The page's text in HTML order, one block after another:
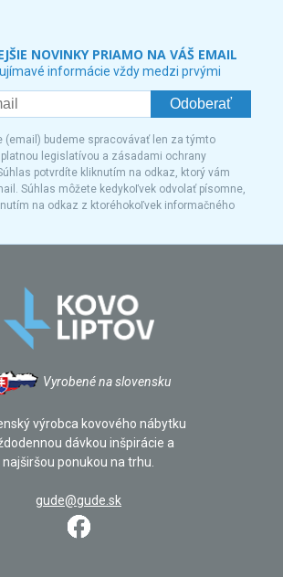
NOVINKY PRIAMO NA VÁŠ EMAIL
informácie vždy medzi prvými
Odoberať
(email) budeme spracovávať len za týmto
legislatívou a zásadami ochrany
potvrdíte kliknutím na odkaz, ktorý vám
Súhlas môžete kedykoľvek odvolať písomne,
na odkaz z ktoréhokoľvek informačného
Vyrobené na slovensku
výrobca kovového nábytku
dávkou inšpirácie a
najširšou ponukou na trhu.
gude@gude.sk